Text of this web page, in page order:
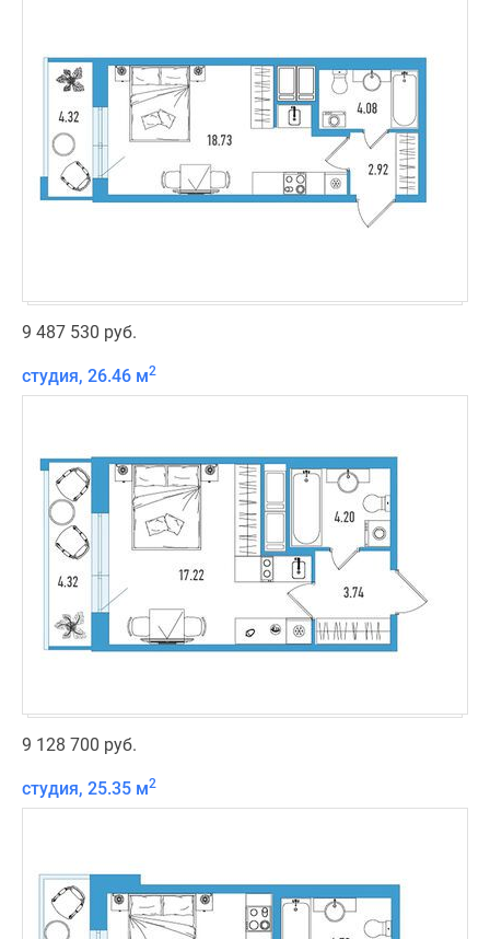
9 487 530 руб.
студия, 26.46 м2
9 128 700 руб.
студия, 25.35 м2